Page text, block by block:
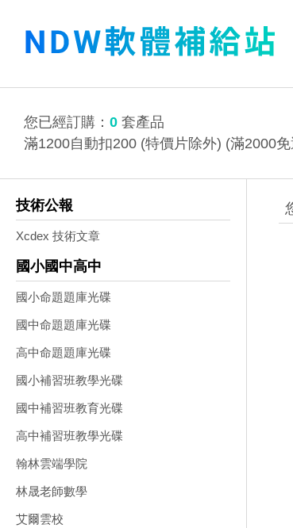
您已經訂購： 0 套產品
滿1200自動扣200 (特價片除外) (滿2000免
技術公報
Xcdex 技術文章
國小國中高中
國小命題題庫光碟
國中命題題庫光碟
高中命題題庫光碟
國小補習班教學光碟
國中補習班教育光碟
高中補習班教學光碟
翰林雲端學院
林晟老師數學
艾爾雲校